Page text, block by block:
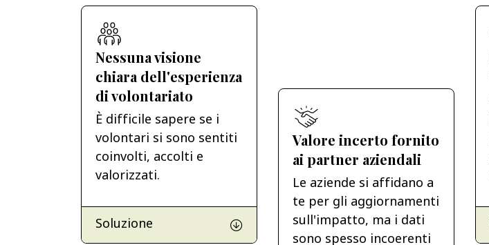
Nessuna visione
chiara dell'esperienza
di volontariato
È difficile sapere se i
volontari si sono sentiti
coinvolti, accolti e
valorizzati.
Soluzione
Valore incerto fornito
ai partner aziendali
Le aziende si affidano a
te per gli aggiornamenti
sull'impatto, ma i dati